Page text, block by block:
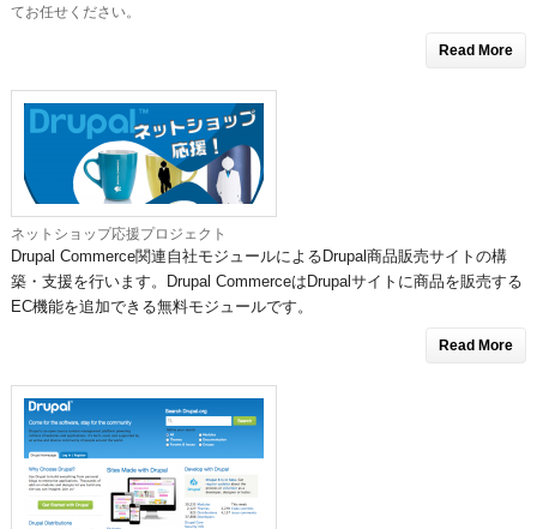
てお任せください。
Read More
ネットショップ応援プロジェクト
Drupal Commerce関連自社モジュールによるDrupal商品販売サイトの構
築・支援を行います。Drupal CommerceはDrupalサイトに商品を販売する
EC機能を追加できる無料モジュールです。
Read More